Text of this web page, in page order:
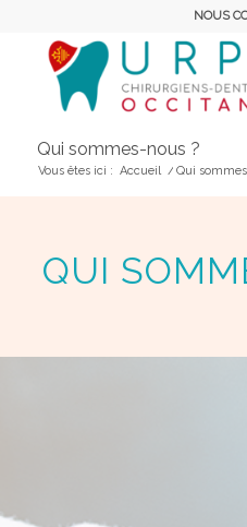
NOUS
Qui sommes-nous ?
Vous êtes ici : Accueil / Qui
QUI